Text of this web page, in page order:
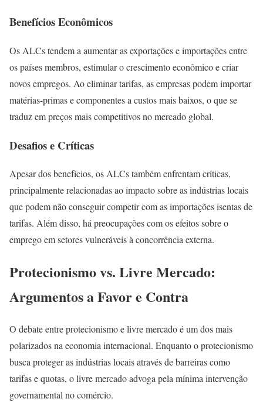
Benefícios Econômicos
Os ALCs tendem a aumentar as exportações e importações entre
os países membros, estimular o crescimento econômico e criar
novos empregos. Ao eliminar tarifas, as empresas podem importar
matérias-primas e componentes a custos mais baixos, o que se
traduz em preços mais competitivos no mercado global.
Desafios e Críticas
Apesar dos benefícios, os ALCs também enfrentam críticas,
principalmente relacionadas ao impacto sobre as indústrias locais
que podem não conseguir competir com as importações isentas de
tarifas. Além disso, há preocupações com os efeitos sobre o
emprego em setores vulneráveis à concorrência externa.
Protecionismo vs. Livre Mercado:
Argumentos a Favor e Contra
O debate entre protecionismo e livre mercado é um dos mais
polarizados na economia internacional. Enquanto o protecionismo
busca proteger as indústrias locais através de barreiras como
tarifas e quotas, o livre mercado advoga pela mínima intervenção
governamental no comércio.